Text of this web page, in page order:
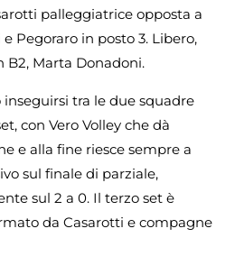
palleggiatrice opposta a
Pegoraro in posto 3. Libero,
Marta Donadoni.
tra le due squadre
con Vero Volley che dà
e alla fine riesce sempre a
sul finale di parziale,
sul 2 a 0. Il terzo set è
da Casarotti e compagne